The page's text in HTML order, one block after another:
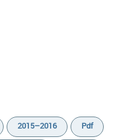
2015–2016
Pdf